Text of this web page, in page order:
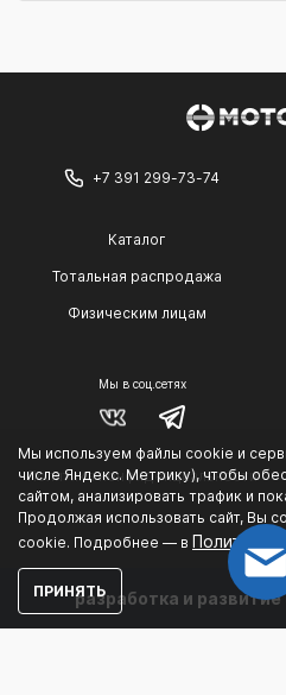
Мы используем файлы cookie и
числе Яндекс. Метрику), чтобы
сайтом, анализировать трафик и
Продолжая использовать сайт, Вы
cookie. Подробнее — в Политике
ПРИНЯТЬ
+7 391 299-73-74
Каталог
Тотальная распродажа
Физическим лицам
Мы в соц.сетях
Политика конфиденциальности
разработка и развитие